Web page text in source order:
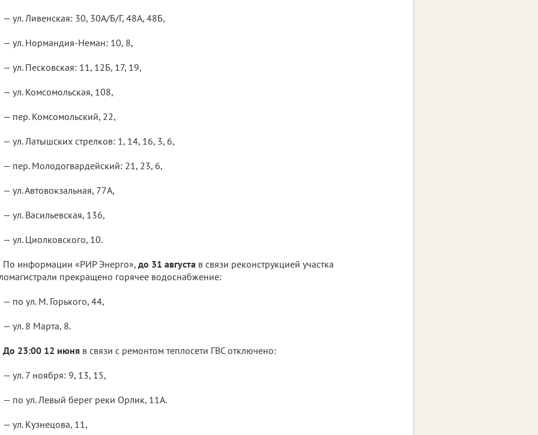
— ул. Ливенская: 30, 30А/Б/Г, 48А, 48Б,
— ул. Нормандия-Неман: 10, 8,
— ул. Песковская: 11, 12Б, 17, 19,
— ул. Комсомольская, 108,
— пер. Комсомольский, 22,
— ул. Латышских стрелков: 1, 14, 16, 3, 6,
— пер. Молодогвардейский: 21, 23, 6,
— ул. Автовокзальная, 77А,
— ул. Васильевская, 136,
— ул. Циолковского, 10.
По информации «РИР Энерго», до 31 августа в связи реконструкцией участка
прекращено горячее водоснабжение:
— по ул. М. Горького, 44,
— ул. 8 Марта, 8.
До 23:00 12 июня в связи с ремонтом теплосети ГВС отключено:
— ул. 7 ноября: 9, 13, 15,
— по ул. Левый берег реки Орлик, 11А.
— ул. Кузнецова, 11,